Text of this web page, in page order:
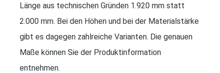
Länge aus technischen Gründen 1.920 mm statt
2.000 mm. Bei den Höhen und bei der Materialstärke
gibt es dagegen zahlreiche Varianten. Die genauen
Maße können Sie der Produktinformation
entnehmen.